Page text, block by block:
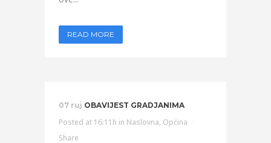
READ MORE
07 ruj OBAVIJEST GRADJANIMA
Posted at 16:11h in Naslovna, Općina
Share